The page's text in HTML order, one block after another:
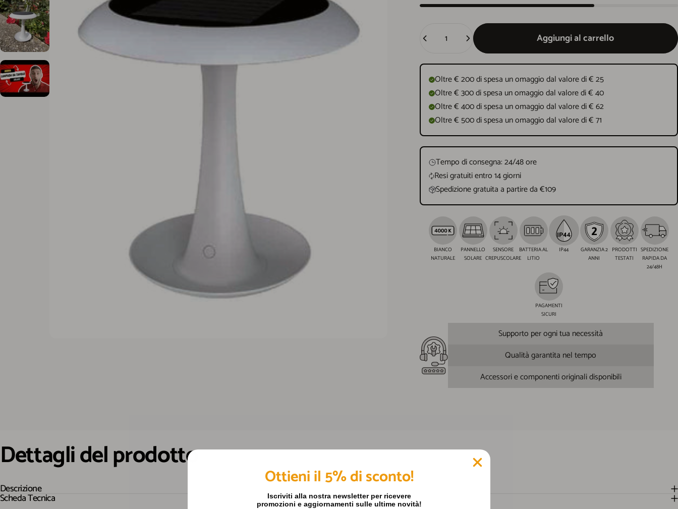
Aggiungi al carrello
Oltre € 200 di spesa un omaggio dal valore di € 25
Oltre € 300 di spesa un omaggio dal valore di € 40
Oltre € 400 di spesa un omaggio dal valore di € 62
Oltre € 500 di spesa un omaggio dal valore di € 71
Tempo di consegna: 24/48 ore
Resi gratuiti entro 14 giorni
Spedizione gratuita a partire da €109
BIANCO
NATURALE
PANNELLO
SOLARE
SENSORE
CREPUSCOLARE
BATTERIA AL
LITIO
IP44
GARANZIA 2
ANNI
PRODOTTI
TESTATI
SPEDIZIONE
RAPIDA DA
24/48H
PAGAMENTI
SICURI
Supporto per ogni tua necessità
Qualità garantita nel tempo
Accessori e componenti originali disponibili
Dettaglidelprodotto
Descrizione
Scheda Tecnica
Ottieni il 5% di sconto!
Iscriviti alla nostra newsletter per ricevere
promozioni e aggiornamenti sulle ultime novità!